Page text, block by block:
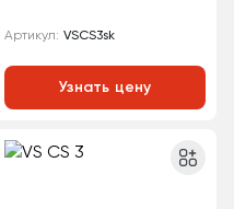
Артикул: VSCS3sk
Узнать цену